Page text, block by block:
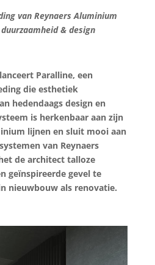
van Reynaers Aluminium
& design
Paralline, een
die esthetiek
hedendaags design en
is herkenbaar aan zijn
lijnen en sluit mooi aan
van Reynaers
de architect talloze
geïnspireerde gevel te
nieuwbouw als renovatie.